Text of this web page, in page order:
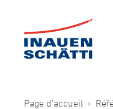
Page d’accueil